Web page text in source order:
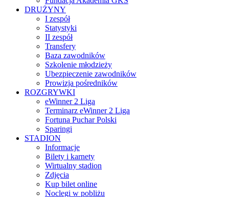
DRUŻYNY
I zespół
Statystyki
II zespół
Transfery
Baza zawodników
Szkolenie młodzieży
Ubezpieczenie zawodników
Prowizja pośredników
ROZGRYWKI
eWinner 2 Liga
Terminarz eWinner 2 Liga
Fortuna Puchar Polski
Sparingi
STADION
Informacje
Bilety i karnety
Wirtualny stadion
Zdjęcia
Kup bilet online
Noclegi w pobliżu